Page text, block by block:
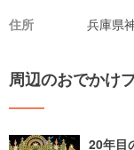
住所 兵庫県
周辺のおでかけ
20年目